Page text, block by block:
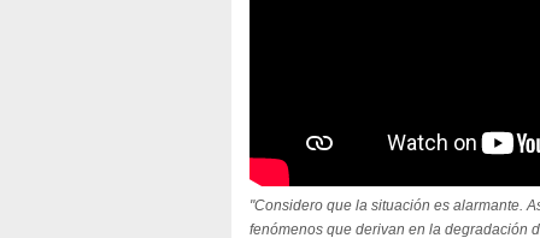
"Considero que la situación es alarmante.
fenómenos que derivan en la degradación